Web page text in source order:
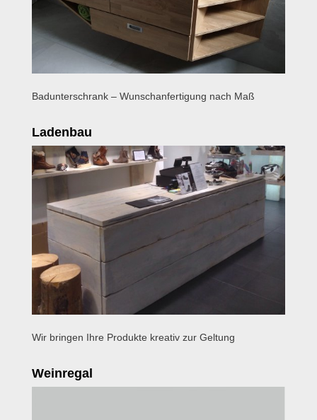
Badunterschrank – Wunschanfertigung nach Maß
Ladenbau
Wir bringen Ihre Produkte kreativ zur Geltung
Weinregal